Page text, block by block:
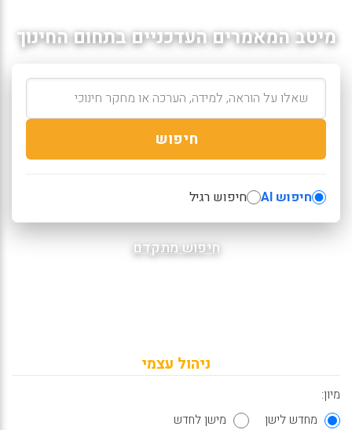
מיטב המאמרים העדכניים בתחום החינוך
חיפוש
חיפוש AI חיפוש רגיל
חיפוש מתקדם
ניהול עצמי
מיון:
מחדש לישן
מישן לחדש